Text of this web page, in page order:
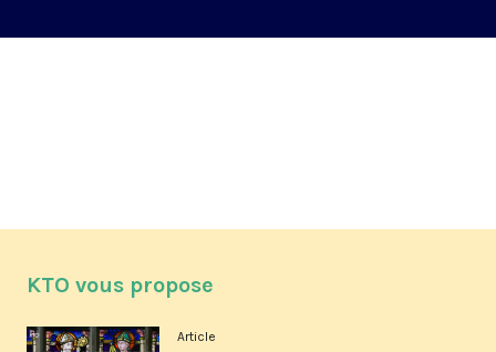
KTO vous propose
Article